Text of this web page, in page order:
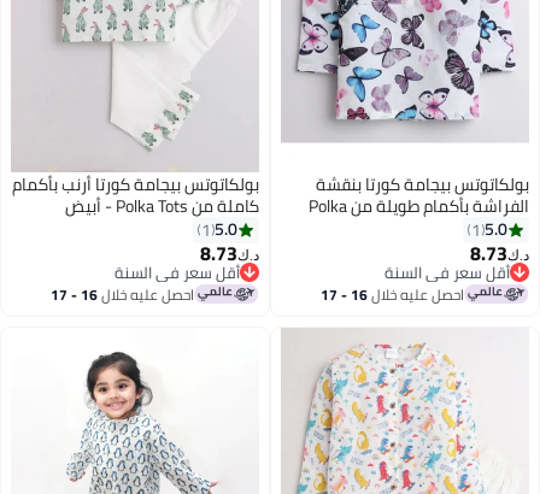
6
بولكاتوتس بيجامة كورتا بنقشة
الفراشة بأكمام طويلة من Polka
Tots - بيضاء5.0
1
د.ك‏8.73
أقل سعر في السنة
أقل سعر في السنة
احصل عليه خلال 16 - 17
6
بولكاتوتس بيجامة كورتا أرنب بأكمام
كاملة من Polka Tots - أبيض
5.0
1
د.ك‏8.73
أقل سعر في السنة
أقل سعر في السنة
احصل عليه خلال 16 - 17